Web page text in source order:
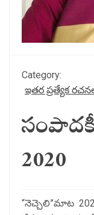
Category:
ఇతర ప్రత్యేక
2020
“నెచ్చెలి”మాట